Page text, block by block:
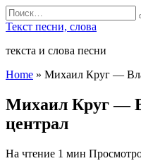
Перейти
к
Search
for:
Текст песни, слова
текста и слова песни
Home » Михаил Круг —
Михаил Круг —
централ
На чтение 1 мин